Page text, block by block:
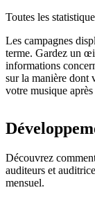
Toutes les
Les campagnes
terme. Gardez un
informations
sur la manière dont
votre musique
Découvrez
auditeurs et
mensuel.